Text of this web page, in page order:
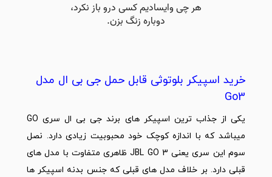
خرید اسپیکر بلوتوثی قابل حمل جی بی ال مدل
Go3
یکی از جذاب ترین اسپیکر های برند جی بی ال سری GO
میباشد که با اندازه کوچک خود محبوبیت زیادی دارد. نصل
سوم این سری یعنی JBL GO 3 ظاهری متفاوت با مدل های
قبلی دارد. بر خلاف مدل های قبلی که جنس بدنه اسپیکر ها